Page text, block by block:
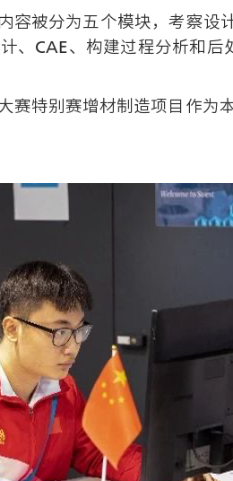
容被分为五个模块，考察
、CAE、构建过程分析和
赛特别赛增材制造项目作为